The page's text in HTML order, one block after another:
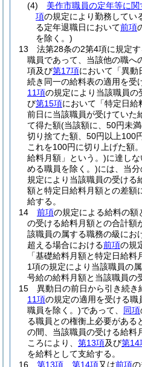
(4)
美作市職員の定年等に
項の規定により勤務してい
る定年退職日において前項
を除く。)
13
法第28条の2第4項に規定
職員であって、当該他の職へ
項及び第17項において「異動
続き同一の給料表の適用を受
11項の規定により当該職員の
び第15項において「特定日給
前日に当該職員が受けていた
て得た額(当該額に、50円未
切り捨てた額、50円以上100
これを100円に切り上げた額
給料月額」という。)に達し
める職員を除く。)には、当分
規定により当該職員の受ける
額と特定日給料月額との差額
給する。
14
前項の規定による給料の額
の受ける給料月額との合計額
該職員の属する職務の級にお
超える場合における前項の規
「基礎給料月額と特定日給
1項の規定により当該職員の
号給の給料月額と当該職員の
15
異動日の前日から引き続き
11項の規定の適用を受ける職
職員を除く。)であって、 同項
る職員との権衡上必要がある
の間、当該職員の受ける給料
ころにより、 第13項及び第14
を給料として支給する。
16
第13項 第14項又は前項